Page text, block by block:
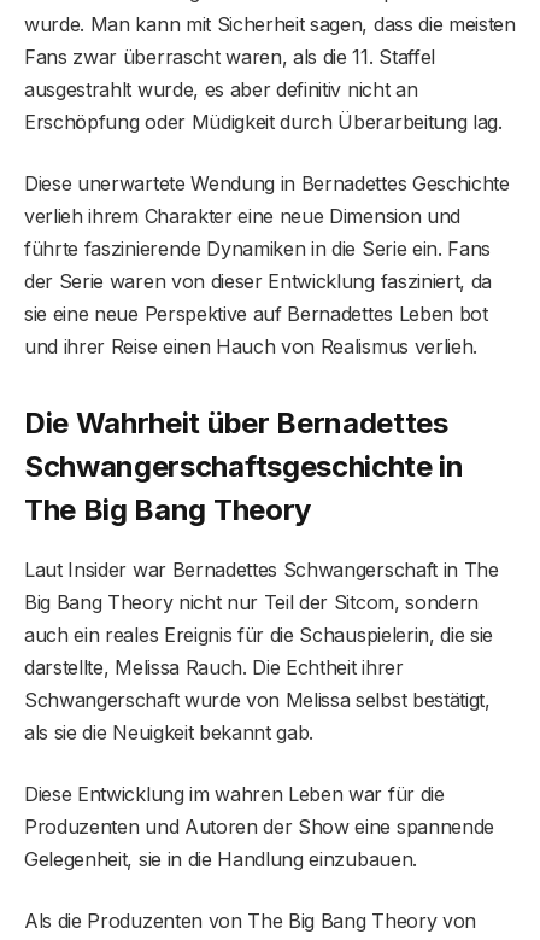
wurde. Man kann mit Sicherheit sagen, dass die meisten
Fans zwar überrascht waren, als die 11. Staffel
ausgestrahlt wurde, es aber definitiv nicht an
Erschöpfung oder Müdigkeit durch Überarbeitung lag.
Diese unerwartete Wendung in Bernadettes Geschichte
verlieh ihrem Charakter eine neue Dimension und
führte faszinierende Dynamiken in die Serie ein. Fans
der Serie waren von dieser Entwicklung fasziniert, da
sie eine neue Perspektive auf Bernadettes Leben bot
und ihrer Reise einen Hauch von Realismus verlieh.
Die Wahrheit über Bernadettes
Schwangerschaftsgeschichte in
The Big Bang Theory
Laut Insider war Bernadettes Schwangerschaft in The
Big Bang Theory nicht nur Teil der Sitcom, sondern
auch ein reales Ereignis für die Schauspielerin, die sie
darstellte, Melissa Rauch. Die Echtheit ihrer
Schwangerschaft wurde von Melissa selbst bestätigt,
als sie die Neuigkeit bekannt gab.
Diese Entwicklung im wahren Leben war für die
Produzenten und Autoren der Show eine spannende
Gelegenheit, sie in die Handlung einzubauen.
Als die Produzenten von The Big Bang Theory von